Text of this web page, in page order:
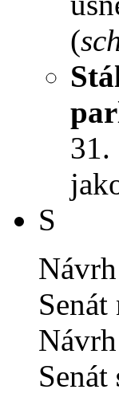
(
31.
S
Návrh
Senát
Návrh
Senát